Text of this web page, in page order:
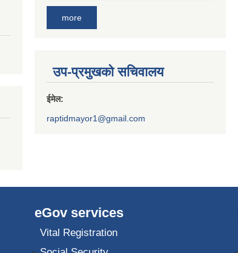
more
उप-प्रमुखको सचिवालय
ईमेल:
raptidmayor1@gmail.com
eGov services
Vital Registration